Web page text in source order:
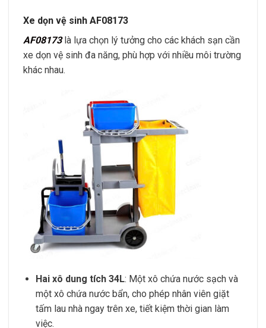
Xe dọn vệ sinh AF08173
AF08173là lựa chọn lý tưởng cho các khách sạn cần
xe dọn vệ sinh đa năng, phù hợp với nhiều môi trường
khác nhau.
Hai xô dung tích 34L: Một xô chứa nước sạch và
một xô chứa nước bẩn, cho phép nhân viên giặt
tấm lau nhà ngay trên xe, tiết kiệm thời gian làm
việc.